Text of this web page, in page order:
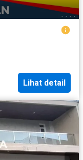
Lihat detail